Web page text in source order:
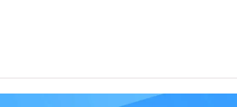
過與業界緊密合作，在課程中為學生提
極與業界合作，獲取實戰經驗，所掌